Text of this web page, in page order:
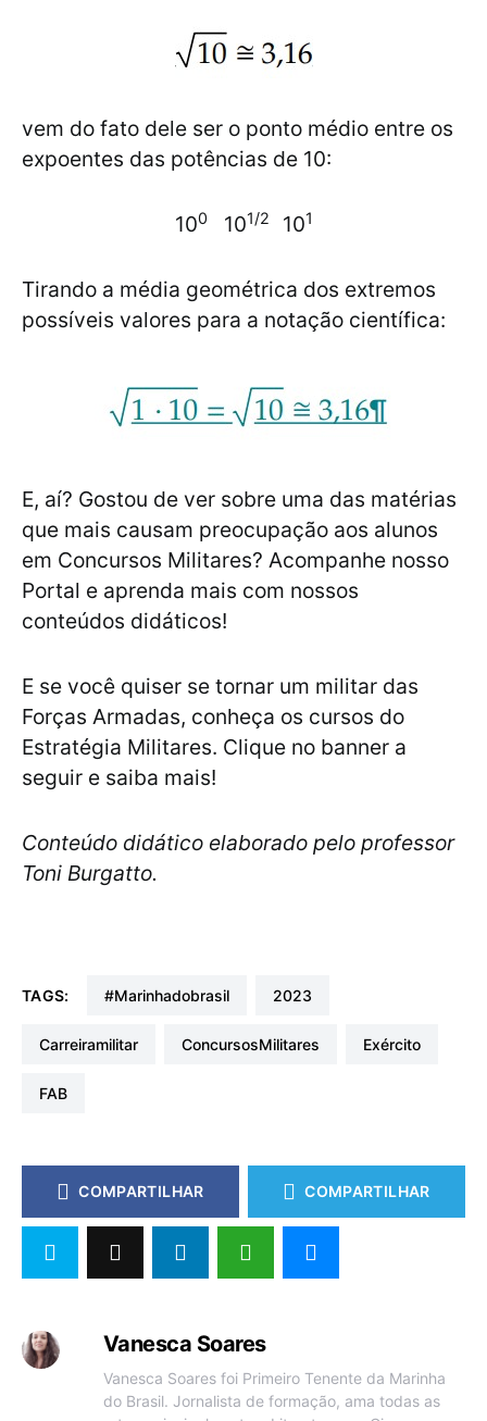
vem do fato dele ser o ponto médio entre os
expoentes das potências de 10:
100 101/2 101
Tirando a média geométrica dos extremos
possíveis valores para a notação científica:
E, aí? Gostou de ver sobre uma das matérias
que mais causam preocupação aos alunos
em Concursos Militares? Acompanhe nosso
Portal e aprenda mais com nossos
conteúdos didáticos!
E se você quiser se tornar um militar das
Forças Armadas, conheça os cursos do
Estratégia Militares. Clique no banner a
seguir e saiba mais!
Conteúdo didático elaborado pelo professor
Toni Burgatto.
TAGS: #marinhadobrasil 2023
carreiramilitar ConcursosMilitares Exército
FAB
COMPARTILHAR COMPARTILHAR
Vanesca Soares
Vanesca Soares foi Primeiro Tenente da Marinha
do Brasil. Jornalista de formação, ama todas as